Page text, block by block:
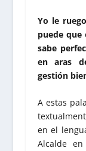
Yo le
puede que
sabe
en aras
gestión
A estas
en el
Alcalde